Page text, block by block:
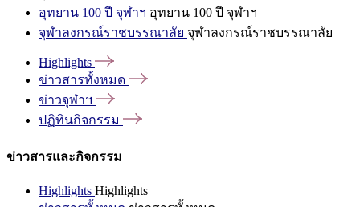
อุทยาน 100 ปี จุฬาฯ อุทยาน 100 ปี จุฬาฯ
จุฬาลงกรณ์ราชบรรณาลัย จุฬาลงกรณ์ราชบรรณาลัย
Highlights
ข่าวสารทั้งหมด
ข่าวจุฬาฯ
ปฏิทินกิจกรรม
ข่าวสารและกิจกรรม
Highlights Highlights